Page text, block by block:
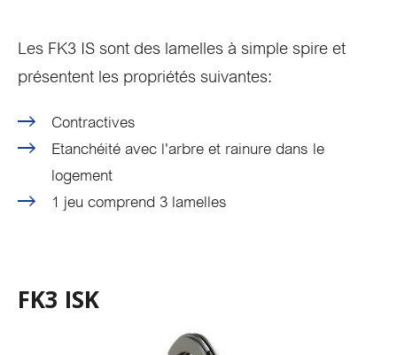
Les FK3 IS sont des lamelles à simple spire et
présentent les propriétés suivantes:
Contractives
Etanchéité avec l'arbre et rainure dans le
logement
1 jeu comprend 3 lamelles
FK3 ISK